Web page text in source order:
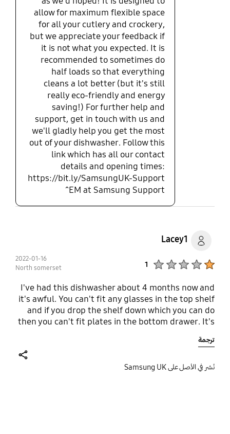
allow for maximum flexible space
for all your cutlery and crockery,
but we appreciate your feedback if
it is not what you expected. It is
recommended to sometimes do
half loads so that everything
cleans a lot better (but it's still
really eco-friendly and energy
saving!) For further help and
support, get in touch with us and
we'll gladly help you get the most
out of your dishwasher. Follow this
link which has all our contact
details and opening times:
https://bit.ly/SamsungUK-Support
^EM at Samsung Support
Lacey1
1
2022-01-16
North somerset
I've had this dishwasher about 4 months now and
it's awful. You can't fit any glasses in the top shelf
and if you drop the shelf down which you can do
then you can't fit plates in the bottom drawer. It's
this happen. I've tried every cycle going. Cutlery
drawer is also awful. Samsung haven't factered in
for other utensils. Wish I could send it back. Its
ترجمة
نُشر في الأصل على Samsung UK